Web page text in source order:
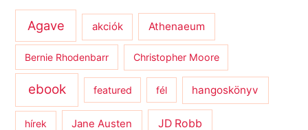
Agave akciók Athenaeum
Bernie Rhodenbarr Christopher Moore
ebook featured fél hangoskönyv
hírek Jane Austen JD Robb